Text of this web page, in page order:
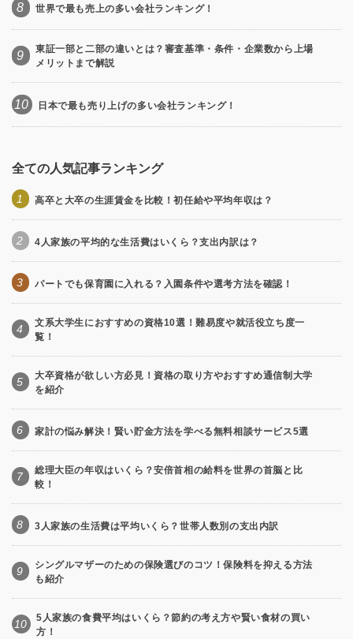
8 世界で最も売上の多い会社ランキング！
9
東証一部と二部の違いとは？審査基準・条件・企業数から上場
メリットまで解説
10 日本で最も売り上げの多い会社ランキング！
全ての人気記事ランキング
1 高卒と大卒の生涯賃金を比較！初任給や平均年収は？
2 4人家族の平均的な生活費はいくら？支出内訳は？
3 パートでも保育園に入れる？入園条件や選考方法を確認！
4
文系大学生におすすめの資格10選！難易度や就活役立ち度一
覧！
5
大卒資格が欲しい方必見！資格の取り方やおすすめ通信制大学
を紹介
6 家計の悩み解決！賢い貯金方法を学べる無料相談サービス5選
7
総理大臣の年収はいくら？安倍首相の給料を世界の首脳と比
較！
8 3人家族の生活費は平均いくら？世帯人数別の支出内訳
9
シングルマザーのための保険選びのコツ！保険料を抑える方法
も紹介
10
5人家族の食費平均はいくら？節約の考え方や賢い食材の買い
方！